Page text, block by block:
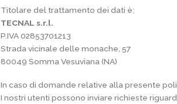
Titolare del trattamento dei dati è:
TECNAL s.r.l.
P.IVA 02853701213
Strada vicinale delle monache, 57
80049 Somma Vesuviana (NA)
In caso di domande relative alla presente
I nostri utenti possono inviare richieste